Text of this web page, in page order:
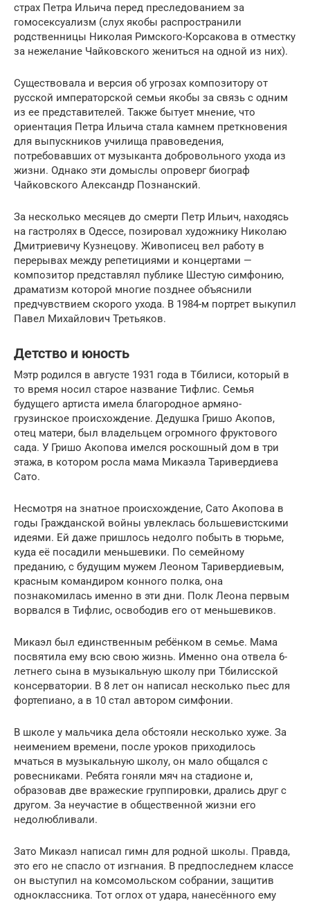
страх Петра Ильича перед преследованием за
гомосексуализм (слух якобы распространили
родственницы Николая Римского-Корсакова в отместку
за нежелание Чайковского жениться на одной из них).
Существовала и версия об угрозах композитору от
русской императорской семьи якобы за связь с одним
из ее представителей. Также бытует мнение, что
ориентация Петра Ильича стала камнем преткновения
для выпускников училища правоведения,
потребовавших от музыканта добровольного ухода из
жизни. Однако эти домыслы опроверг биограф
Чайковского Александр Познанский.
За несколько месяцев до смерти Петр Ильич, находясь
на гастролях в Одессе, позировал художнику Николаю
Дмитриевичу Кузнецову. Живописец вел работу в
перерывах между репетициями и концертами —
композитор представлял публике Шестую симфонию,
драматизм которой многие позднее объяснили
предчувствием скорого ухода. В 1984-м портрет выкупил
Павел Михайлович Третьяков.
Детство и юность
Мэтр родился в августе 1931 года в Тбилиси, который в
то время носил старое название Тифлис. Семья
будущего артиста имела благородное армяно-
грузинское происхождение. Дедушка Гришо Акопов,
отец матери, был владельцем огромного фруктового
сада. У Гришо Акопова имелся роскошный дом в три
этажа, в котором росла мама Микаэла Таривердиева
Сато.
Несмотря на знатное происхождение, Сато Акопова в
годы Гражданской войны увлеклась большевистскими
идеями. Ей даже пришлось недолго побыть в тюрьме,
куда её посадили меньшевики. По семейному
преданию, с будущим мужем Леоном Таривердиевым,
красным командиром конного полка, она
познакомилась именно в эти дни. Полк Леона первым
ворвался в Тифлис, освободив его от меньшевиков.
Микаэл был единственным ребёнком в семье. Мама
посвятила ему всю свою жизнь. Именно она отвела 6-
летнего сына в музыкальную школу при Тбилисской
консерватории. В 8 лет он написал несколько пьес для
фортепиано, а в 10 стал автором симфонии.
В школе у мальчика дела обстояли несколько хуже. За
неимением времени, после уроков приходилось
мчаться в музыкальную школу, он мало общался с
ровесниками. Ребята гоняли мяч на стадионе и,
образовав две вражеские группировки, дрались друг с
другом. За неучастие в общественной жизни его
недолюбливали.
Зато Микаэл написал гимн для родной школы. Правда,
это его не спасло от изгнания. В предпоследнем классе
он выступил на комсомольском собрании, защитив
одноклассника. Тот оглох от удара, нанесённого ему